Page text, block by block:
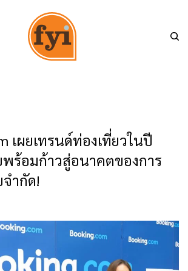
เผยเทรนด์ท่องเที่ยวในปี
ร้อมก้าวสู่อนาคตของการ
ำกัด!